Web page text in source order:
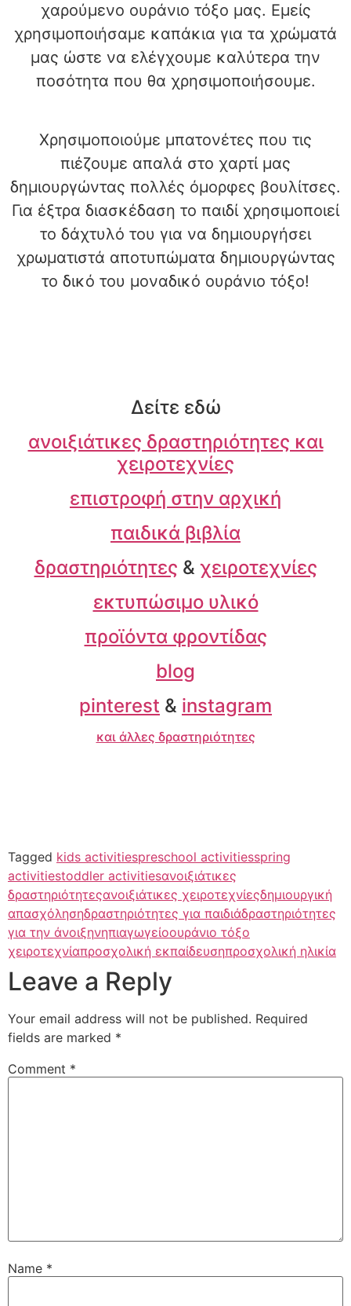
χαρούμενο ουράνιο τόξο μας. Εμείς
χρησιμοποιήσαμε καπάκια για τα χρώματά
μας ώστε να ελέγχουμε καλύτερα την
ποσότητα που θα χρησιμοποιήσουμε.
Χρησιμοποιούμε μπατονέτες που τις
πιέζουμε απαλά στο χαρτί μας
δημιουργώντας πολλές όμορφες βουλίτσες.
Για έξτρα διασκέδαση το παιδί χρησιμοποιεί
το δάχτυλό του για να δημιουργήσει
χρωματιστά αποτυπώματα δημιουργώντας
το δικό του μοναδικό ουράνιο τόξο!
Δείτε εδώ
ανοιξιάτικες δραστηριότητες και
χειροτεχνίες
επιστροφή στην αρχική
παιδικά βιβλία
δραστηριότητες & χειροτεχνίες
εκτυπώσιμο υλικό
προϊόντα φροντίδας
blog
pinterest & instagram
και άλλες δραστηριότητες
Tagged kids activitiespreschool activitiesspring
activitiestoddler activitiesανοιξιάτικες
δραστηριότητεςανοιξιάτικες χειροτεχνίεςδημιουργική
απασχόλησηδραστηριότητες για παιδιάδραστηριότητες
για την άνοιξηνηπιαγωγείοουράνιο τόξο
χειροτεχνίαπροσχολική εκπαίδευσηπροσχολική ηλικία
Leave a Reply
Your email address will not be published. Required
fields are marked *
Comment *
Name *